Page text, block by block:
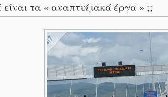
είναι τα « αναπτυξιακά έργα » ;;